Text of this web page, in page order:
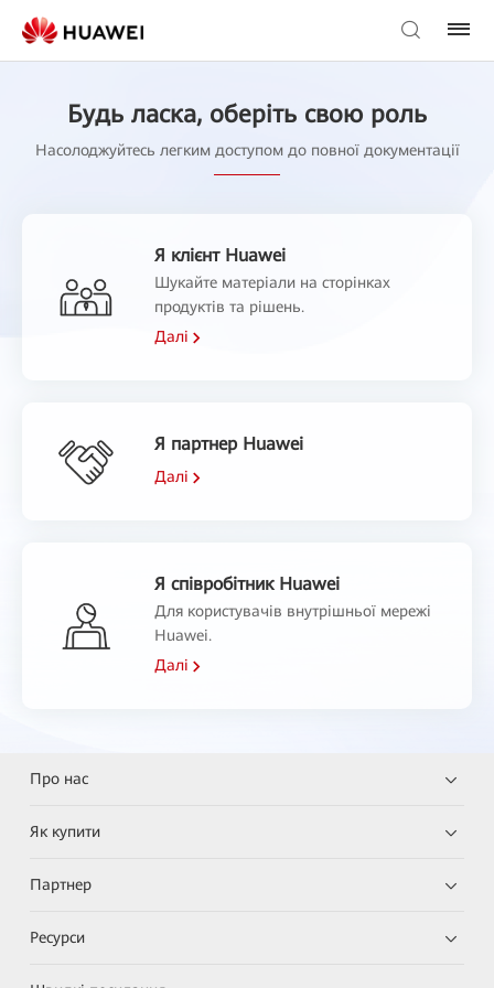
Будь ласка, оберіть свою роль
Насолоджуйтесь легким доступом до повної документації
Я клієнт Huawei
Шукайте матеріали на сторінках
продуктів та рішень.
Далі
Я партнер Huawei
Далі
Я співробітник Huawei
Для користувачів внутрішньої мережі
Huawei.
Далі
Про нас
Як купити
Партнер
Ресурси